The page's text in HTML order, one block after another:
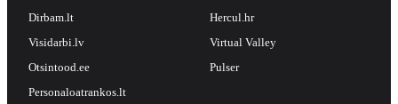
Dirbam.lt
Visidarbi.lv
Otsintood.ee
Personaloatrankos.lt
Hercul.hr
Virtual Valley
Pulser